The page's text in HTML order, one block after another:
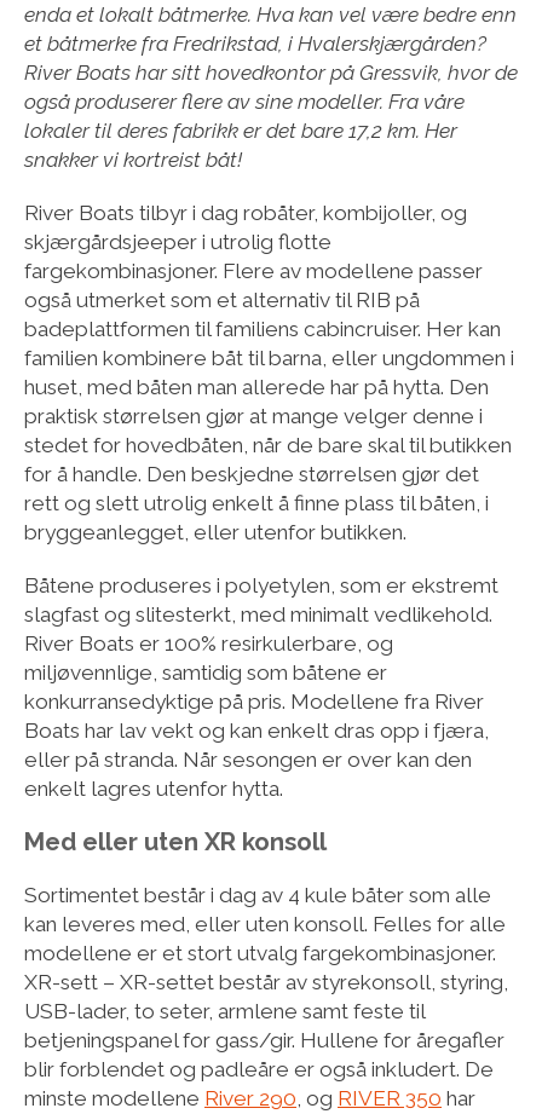
enda et lokalt båtmerke. Hva kan vel være bedre enn
et båtmerke fra Fredrikstad, i Hvalerskjærgården?
River Boats har sitt hovedkontor på Gressvik, hvor de
også produserer flere av sine modeller. Fra våre
lokaler til deres fabrikk er det bare 17,2 km. Her
snakker vi kortreist båt!
River Boats tilbyr i dag robåter, kombijoller, og
skjærgårdsjeeper i utrolig flotte
fargekombinasjoner. Flere av modellene passer
også utmerket som et alternativ til RIB på
badeplattformen til familiens cabincruiser. Her kan
familien kombinere båt til barna, eller ungdommen i
huset, med båten man allerede har på hytta. Den
praktisk størrelsen gjør at mange velger denne i
stedet for hovedbåten, når de bare skal til butikken
for å handle. Den beskjedne størrelsen gjør det
rett og slett utrolig enkelt å finne plass til båten, i
bryggeanlegget, eller utenfor butikken.
Båtene produseres i polyetylen, som er ekstremt
slagfast og slitesterkt, med minimalt vedlikehold.
River Boats er 100% resirkulerbare, og
miljøvennlige, samtidig som båtene er
konkurransedyktige på pris. Modellene fra River
Boats har lav vekt og kan enkelt dras opp i fjæra,
eller på stranda. Når sesongen er over kan den
enkelt lagres utenfor hytta.
Med eller uten XR konsoll
Sortimentet består i dag av 4 kule båter som alle
kan leveres med, eller uten konsoll. Felles for alle
modellene er et stort utvalg fargekombinasjoner.
XR-sett – XR-settet består av styrekonsoll, styring,
USB-lader, to seter, armlene samt feste til
betjeningspanel for gass/gir. Hullene for åregafler
blir forblendet og padleåre er også inkludert. De
minste modellene River 290, og RIVER 350 har